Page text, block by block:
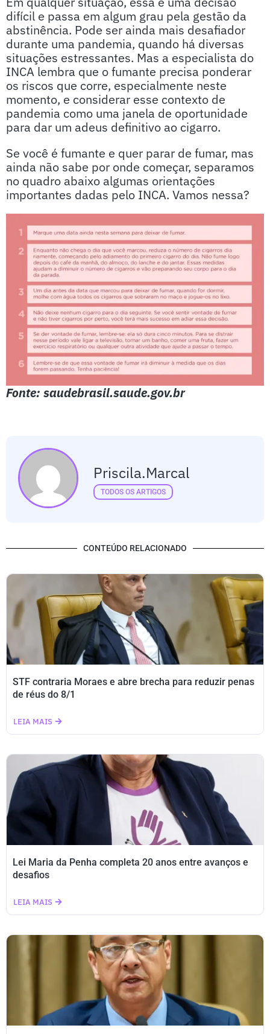
difícil e passa em algum grau pela gestão da
abstinência. Pode ser ainda mais desafiador
durante uma pandemia, quando há diversas
situações estressantes. Mas a especialista do
INCA lembra que o fumante precisa ponderar
os riscos que corre, especialmente neste
momento, e considerar esse contexto de
pandemia como uma janela de oportunidade
para dar um adeus definitivo ao cigarro.
Se você é fumante e quer parar de fumar, mas
ainda não sabe por onde começar, separamos
no quadro abaixo algumas orientações
importantes dadas pelo INCA. Vamos nessa?
Fonte: saudebrasil.saude.gov.br
Priscila.marcal
TODOS OS ARTIGOS
CONTEÚDO RELACIONADO
STF contraria Moraes e abre brecha para reduzir penas
de réus do 8/1
LEIA MAIS
Lei Maria da Penha completa 20 anos entre avanços e
desafios
LEIA MAIS